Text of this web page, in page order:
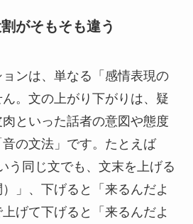
がそもそも違う
ンは、単なる「感情表現の
。文の上がり下がりは、疑
といった話者の意図や態度
の文法」です。たとえば
う同じ文でも、文末を上げる
」、下げると「来るんだよ
上げて下げると「来るんだよ